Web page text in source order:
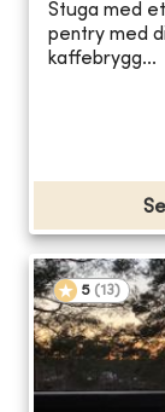
Stuga med
pentry med
kaffebrygg...
5 (13)